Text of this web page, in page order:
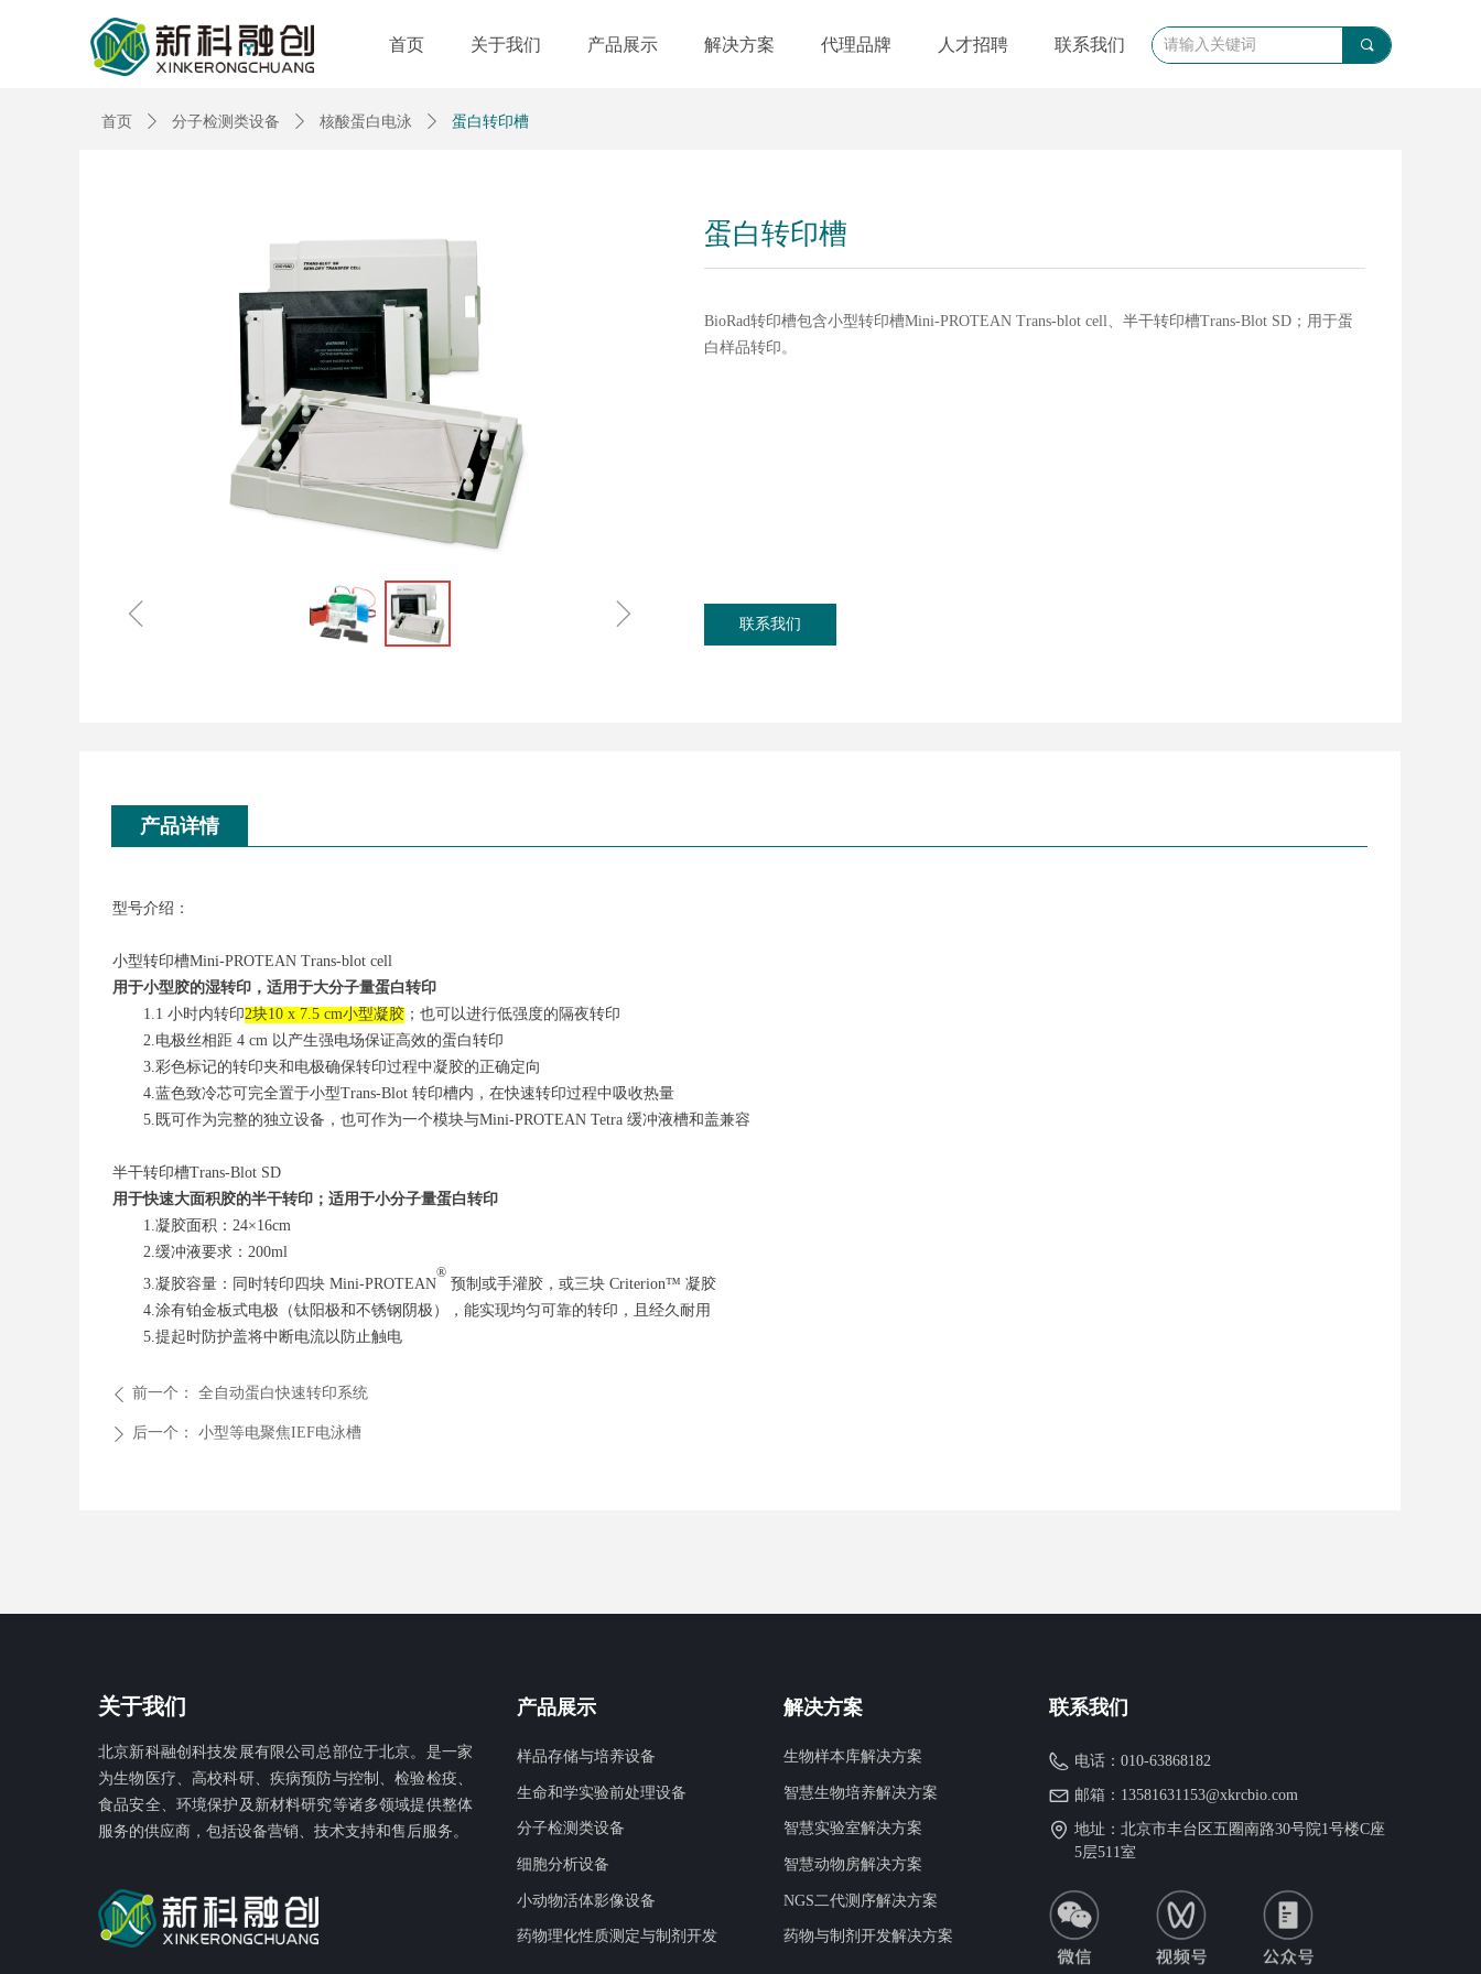
首页 关于我们 产品展示 解决方案 代理品牌 人才招聘 联系我们 끠
首页 ꄲ 分子检测类设备 ꄲ 核酸蛋白电泳 ꄲ 蛋白转印槽
ꁆ ꁇ
蛋白转印槽
BioRad转印槽包含小型转印槽Mini-PROTEAN Trans-blot cell、半干转印槽Trans-Blot SD；用于蛋
白样品转印。
联系我们
产品详情
型号介绍：
小型转印槽Mini-PROTEAN Trans-blot cell
用于小型胶的湿转印，适用于大分子量蛋白转印
1.1 小时内转印2块10 x 7.5 cm小型凝胶 ；也可以进行低强度的隔夜转印
2.电极丝相距 4 cm 以产生强电场保证高效的蛋白转印
3.彩色标记的转印夹和电极确保转印过程中凝胶的正确定向
4.蓝色致冷芯可完全置于小型Trans-Blot 转印槽内，在快速转印过程中吸收热量
5. 既可作为完整的独立设备，也可作为一个模块与Mini-PROTEAN Tetra 缓冲液槽和盖兼容
半干转印槽Trans-Blot SD
用于快速大面积胶的半干转印；适用于小分子量蛋白转印
1.凝胶面积： 24×16cm
2.缓冲液要求： 200ml
3 凝胶容量：同时转印四块 Mini-PROTEAN
®
预制或手灌胶，或三块 Criterion™ 凝胶
4 涂有铂金板式电极（钛阳极和不锈钢阴极），能实现均匀可靠的转印，且经久耐用
5 提起时防护盖将中断电流以防止触电
ꄴ 前一个： 全自动蛋白快速转印系统
ꄲ 后一个： 小型等电聚焦IEF电泳槽
关于我们
北京新科融创科技发展有限公司总部位于北京。是一家
为生物医疗、高校科研、疾病预防与控制、检验检疫、
食品安全、环境保护及新材料研究等诸多领域提供整体
服务的供应商，包括设备营销、技术支持和售后服务。
联系我们
电话： 010-63868182
邮箱： 13581631153@xkrcbio.com
地址： 北京市丰台区五圈南路30号院1号楼C座
5层511室
产品展示
样品存储与培养设备
生命和学实验前处理设备
分子检测类设备
细胞分析设备
小动物活体影像设备
药物理化性质测定与制剂开发
解决方案
生物样本库解决方案
智慧生物培养解决方案
智慧实验室解决方案
智慧动物房解决方案
NGS二代测序解决方案
药物与制剂开发解决方案